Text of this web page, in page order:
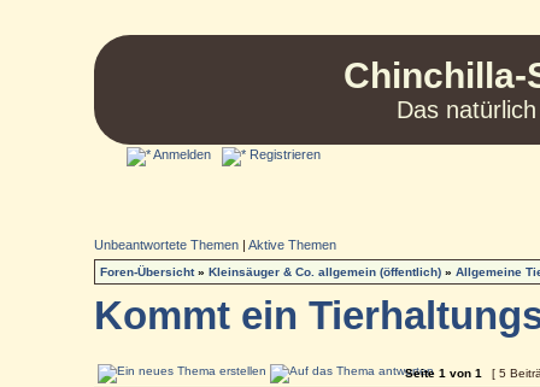
Chinchilla-
Das
Anmelden Registrieren
Unbeantwortete Themen |Aktive Themen
Foren-Übersicht»Kleinsäuger & Co. allgemein (öffentlich) »Allgemeine
Kommt ein
Seite1 von1 [ 5